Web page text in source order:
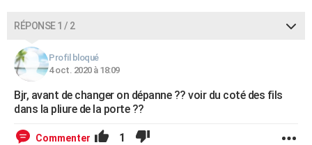
FORUM
Bricolage
Lifestyle
Culture
Sport
Auto
Television
Voyage
Cinema
RÉPONSE 1 / 2
Profil bloqué
4 oct. 2020 à 18:09
Bjr, avant de changer on dépanne ?? voir du coté des fils
dans la pliure de la porte ??
Commenter 1